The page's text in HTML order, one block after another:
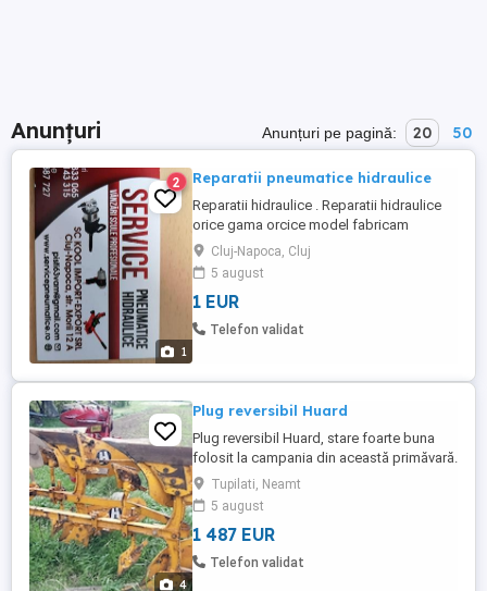
Anunțuri Anunțuri pe pagină: 20 50
1
2 Reparatii pneumatice hidraulice
Reparatii hidraulice . Reparatii hidraulice
orice gama orcice model fabricam
mansete si garnituri dupa cilindru si
camasa necesara.
Cluj-Napoca, Cluj
5 august
1 EUR
Telefon validat
4
Plug reversibil Huard
Plug reversibil Huard, stare foarte buna
folosit la campania din această primăvară.
Pentru detalii sau vizionari Chelariy S.
Tupilati Neamt
Tupilati, Neamt
5 august
1 487 EUR
Telefon validat